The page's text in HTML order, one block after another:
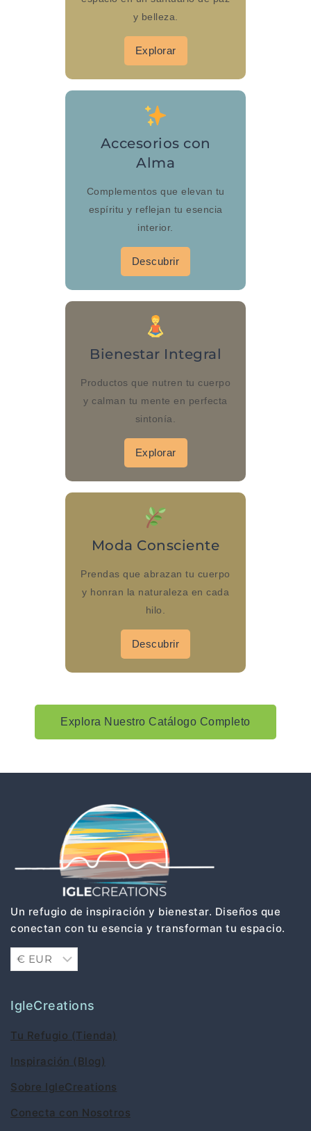
y belleza.
Explorar
Accesorios con
Alma
Complementos que elevan tu
espíritu y reflejan tu esencia
interior.
Descubrir
Bienestar Integral
Productos que nutren tu cuerpo
y calman tu mente en perfecta
sintonía.
Explorar
Moda Consciente
Prendas que abrazan tu cuerpo
y honran la naturaleza en cada
hilo.
Descubrir
Explora Nuestro Catálogo Completo
Un refugio de inspiración y bienestar. Diseños que
conectan con tu esencia y transforman tu espacio.
IgleCreations
Tu Refugio (Tienda)
Inspiración (Blog)
Sobre IgleCreations
Conecta con Nosotros